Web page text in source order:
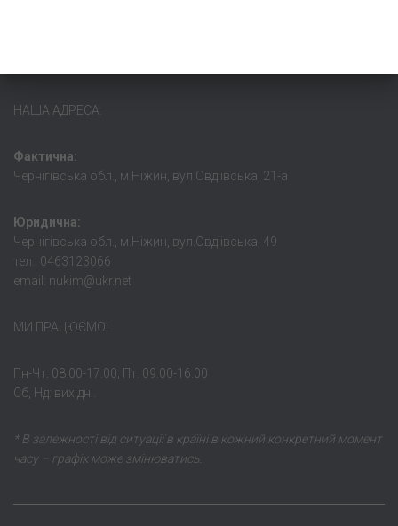
НАША АДРЕСА:
Фактична:
Чернігівська обл., м.Ніжин, вул.Овдіївська, 21-а
Юридична:
Чернігівська обл., м.Ніжин, вул.Овдіівська, 49
тел.: 0463123066
email: nukim@ukr.net
МИ ПРАЦЮЄМО:
Пн-Чт: 08.00-17.00; Пт: 09.00-16.00
Сб, Нд: вихідні.
* В залежності від ситуації в країні в кожний конкретний момент
часу – графік може змінюватись.